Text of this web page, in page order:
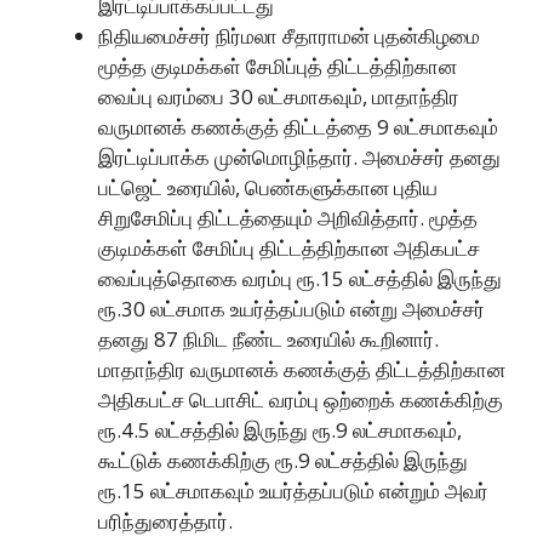
நிதியமைச்சர் நிர்மலா சீதாராமன் புதன்கிழமை
மூத்த குடிமக்கள் சேமிப்புத் திட்டத்திற்கான
வைப்பு வரம்பை 30 லட்சமாகவும், மாதாந்திர
வருமானக் கணக்குத் திட்டத்தை 9 லட்சமாகவும்
இரட்டிப்பாக்க முன்மொழிந்தார். அமைச்சர் தனது
பட்ஜெட் உரையில், பெண்களுக்கான புதிய
சிறுசேமிப்பு திட்டத்தையும் அறிவித்தார். மூத்த
குடிமக்கள் சேமிப்பு திட்டத்திற்கான அதிகபட்ச
வைப்புத்தொகை வரம்பு ரூ.15 லட்சத்தில் இருந்து
ரூ.30 லட்சமாக உயர்த்தப்படும் என்று அமைச்சர்
தனது 87 நிமிட நீண்ட உரையில் கூறினார்.
மாதாந்திர வருமானக் கணக்குத் திட்டத்திற்கான
அதிகபட்ச டெபாசிட் வரம்பு ஒற்றைக் கணக்கிற்கு
ரூ.4.5 லட்சத்தில் இருந்து ரூ.9 லட்சமாகவும்,
கூட்டுக் கணக்கிற்கு ரூ.9 லட்சத்தில் இருந்து
ரூ.15 லட்சமாகவும் உயர்த்தப்படும் என்றும் அவர்
பரிந்துரைத்தார்.